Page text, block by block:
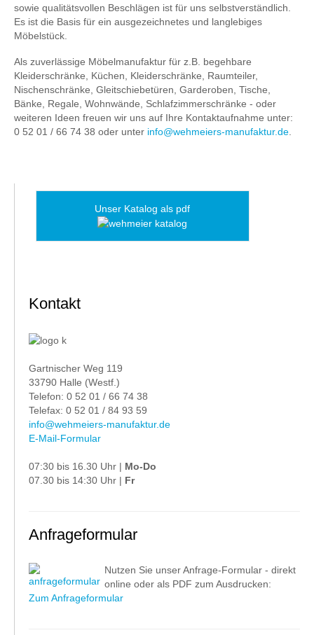
sowie qualitätsvollen Beschlägen ist für uns selbstverständlich.
Es ist die Basis für ein ausgezeichnetes und langlebiges
Möbelstück.
Als zuverlässige Möbelmanufaktur für z.B. begehbare
Kleiderschränke, Küchen, Kleiderschränke, Raumteiler,
Nischenschränke, Gleitschiebetüren, Garderoben, Tische,
Bänke, Regale, Wohnwände, Schlafzimmerschränke - oder
weiteren Ideen freuen wir uns auf Ihre Kontaktaufnahme unter:
0 52 01 / 66 74 38 oder unter info@wehmeiers-manufaktur.de
Unser Katalog als pdf
Kontakt
Gartnischer Weg 119
33790 Halle (Westf.)
Telefon: 0 52 01 / 66 74 38
Telefax: 0 52 01 / 84 93 59
info@wehmeiers-manufaktur.de
E-Mail-Formular
07:30 bis 16.30 Uhr | Mo-Do
07.30 bis 14:30 Uhr | Fr
Anfrageformular
Nutzen Sie unser Anfrage-Formular - direkt
online oder als PDF zum Ausdrucken:
Zum Anfrageformular